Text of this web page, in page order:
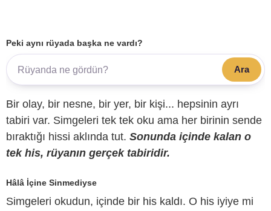
Peki aynı rüyada başka ne vardı?
Ara
Bir olay, bir nesne, bir yer, bir kişi... hepsinin ayrı
tabiri var. Simgeleri tek tek oku ama her birinin sende
bıraktığı hissi aklında tut. Sonunda içinde kalan o
tek his, rüyanın gerçek tabiridir.
Hâlâ İçine Sinmediyse
Simgeleri okudun, içinde bir his kaldı. O his iyiye mi